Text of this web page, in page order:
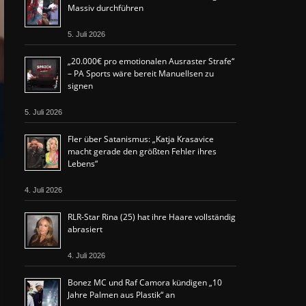
Massiv durchführen
5. Juli 2026
„20.000€ pro emotionalen Ausraster Strafe“
– PA Sports wäre bereit Manuellsen zu
signen
5. Juli 2026
Fler über Satanismus: „Katja Krasavice
macht gerade den größten Fehler ihres
Lebens“
4. Juli 2026
RLR-Star Rina (25) hat ihre Haare vollständig
abrasiert
4. Juli 2026
Bonez MC und Raf Camora kündigen „10
Jahre Palmen aus Plastik“ an